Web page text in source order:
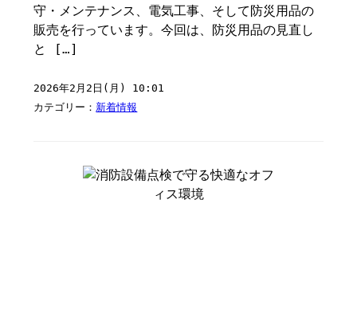
守・メンテナンス、電気工事、そして防災用品の
販売を行っています。今回は、防災用品の見直し
と […]
2026年2月2日(月) 10:01
カテゴリー： 新着情報